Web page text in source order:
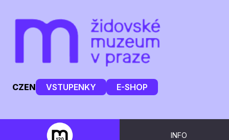
CZEN VSTUPENKY E-SHOP
INFO